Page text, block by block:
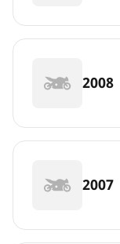
2008
2007